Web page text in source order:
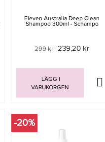
Eleven Australia Deep Clean
Shampoo 300ml - Schampo
299 kr 239,20 kr
LÄGG I
VARUKORGEN
-20%